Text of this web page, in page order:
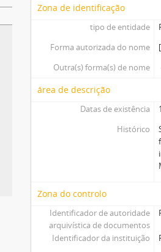
Zona de identificação
tipo de entidade
Forma autorizada do nome
Outra(s) forma(s) de nome
área de descrição
Datas de existência
Histórico
Zona do controlo
Identificador de autoridade
arquivística de documentos
Identificador da instituição